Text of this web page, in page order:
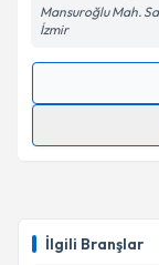
İlgili Branşlar
Mansuroğlu Mah.
İzmir
Randevu